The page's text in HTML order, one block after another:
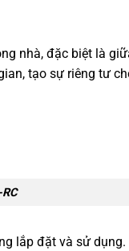
nhà, đặc biệt là
tạo sự riêng tư
lắp đặt và sử dụng.